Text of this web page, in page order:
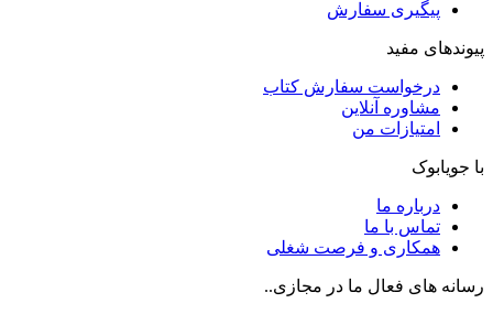
پیگیری سفارش
پیوندهای مفید
درخواست سفارش کتاب
مشاوره آنلاین
امتیازات من
با جویابوک
درباره ما
تماس با ما
همکاری و فرصت شغلی
رسانه های فعال ما در مجازی..